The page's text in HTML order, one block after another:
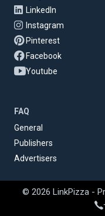
LinkedIn
Instagram
Pinterest
Facebook
Youtube
FAQ
General
Publishers
Advertisers
© 2026 LinkPizza -